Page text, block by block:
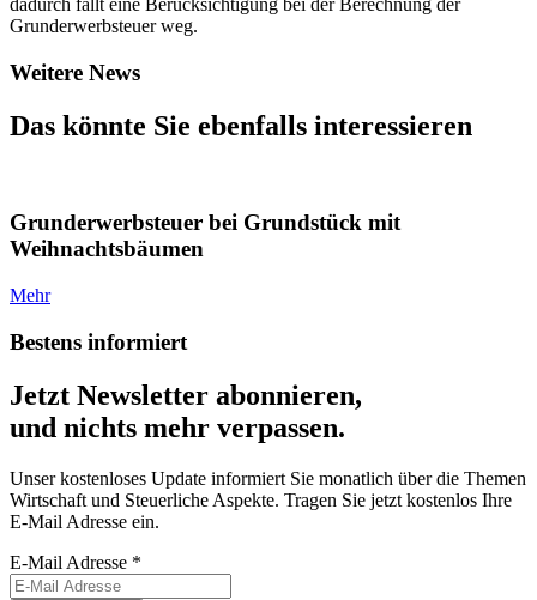
dadurch fällt eine Berücksichtigung bei der Berechnung der
Grunderwerbsteuer weg.
Weitere News
Das könnte Sie ebenfalls interessieren
Grunderwerbsteuer bei Grundstück mit
Weihnachtsbäumen
Mehr
Bestens informiert
Jetzt Newsletter abonnieren,
und nichts mehr verpassen.
Unser kostenloses Update informiert Sie monatlich über die Themen
Wirtschaft und Steuerliche Aspekte. Tragen Sie jetzt kostenlos Ihre
E-Mail Adresse ein.
E-Mail Adresse *